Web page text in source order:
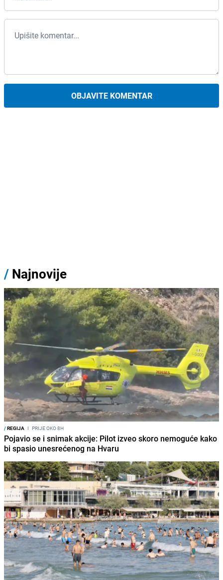
OBJAVITE KOMENTAR
/ Najnovije
/REGIJA I PRIJE OKO 8H
Pojavio se i snimak akcije: Pilot izveo skoro nemoguće kako
bi spasio unesrećenog na Hvaru